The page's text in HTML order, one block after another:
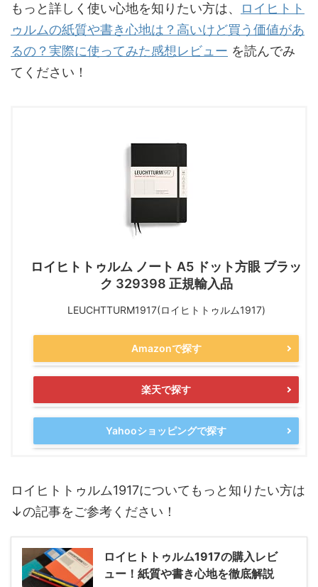
もっと詳しく使い心地を知りたい方は、
ロイヒトト
ゥルムの紙質や書き心地は？高いけど買う価値があ
るの？実際に使ってみた感想レビュー を読んでみ
てください！
ロイヒトトゥルム ノート A5 ドット方眼 ブラッ
ク 329398 正規輸入品
LEUCHTTURM1917(ロイヒトトゥルム1917)
Amazonで探す
楽天で探す
Yahooショッピングで探す
ロイヒトトゥルム1917についてもっと知りたい方は
↓の記事をご参考ください！
ロイヒトトゥルム1917の購入レビ
ュー！紙質や書き心地を徹底解説